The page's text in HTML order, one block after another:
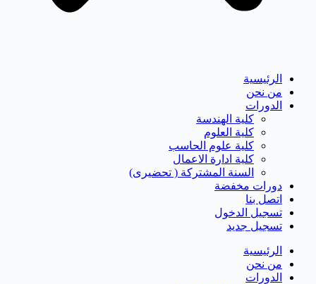
الرئيسية
من نحن
الدورات
كلية الهندسة
كلية العلوم
كلية علوم الحاسب
كلية ادارة الاعمال
السنة المشتركة ( تحضيرى)
دورات مخفضة
اتصل بنا
تسجيل الدخول
تسجيل جديد
الرئيسية
من نحن
الدورات